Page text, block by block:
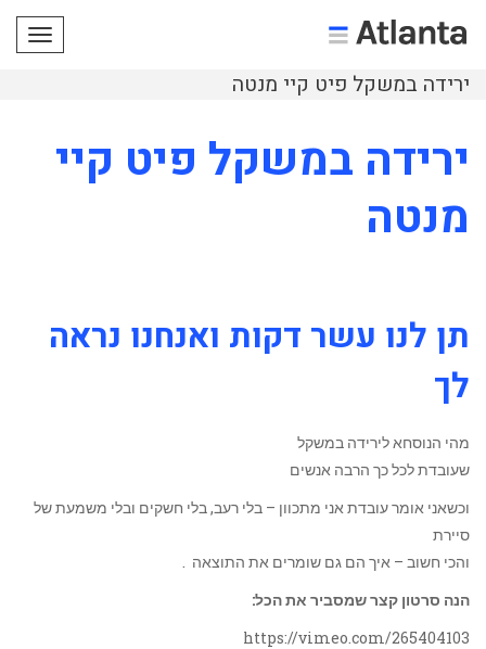
ירידה במשקל פיט קיי מנטה
ירידה במשקל פיט קיי
מנטה
תן לנו עשר דקות ואנחנו נראה
לך
מהי הנוסחא לירידה במשקל
שעובדת לכל כך הרבה אנשים
וכשאני אומר עובדת אני מתכוון – בלי רעב, בלי חשקים ובלי משמעת של
סיירת
והכי חשוב – איך הם גם שומרים את התוצאה .
הנה סרטון קצר שמסביר את הכל:
https://vimeo.com/265404103